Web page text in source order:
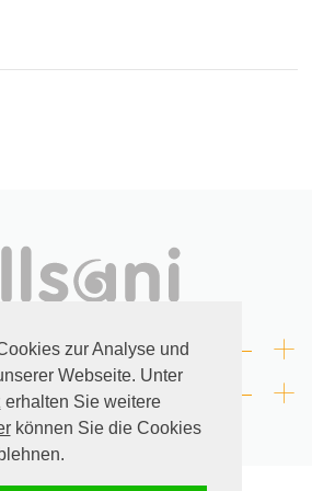
zur Analyse und
Webseite. Unter
erhalten Sie weitere
können Sie die Cookies
+
+